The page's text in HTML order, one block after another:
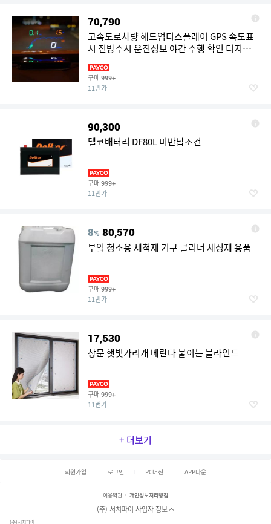
70,790
고속도로차량 헤드업디스플레이 GPS 속도표
시 전방주시 운전정보 야간 주행 확인 디지털
계기
구매 999+
11번가
90,300
델코배터리 DF80L 미반납조건
구매 999+
11번가
8% 80,570
부엌 청소용 세척제 기구 클리너 세정제 용품
구매 999+
11번가
17,530
창문 햇빛가리개 베란다 붙이는 블라인드
구매 999+
11번가
+ 더보기
회원가입 로그인 PC버전 APP다운
이용약관 개인정보처리방침
(주) 서치파이 사업자 정보
(주)서치파이